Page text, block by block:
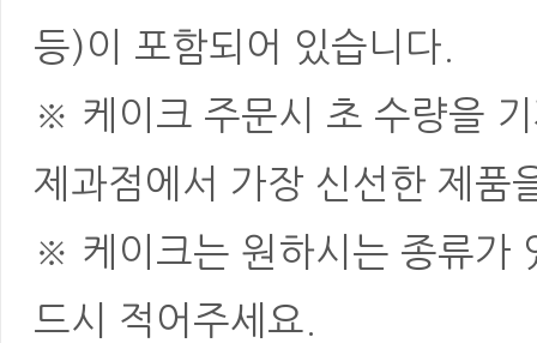
등)이 포함되어 있습니다.
※ 케이크 주문시 초 수량을
제과점에서 가장 신선한 제품
※ 케이크는 원하시는 종류가
드시 적어주세요.